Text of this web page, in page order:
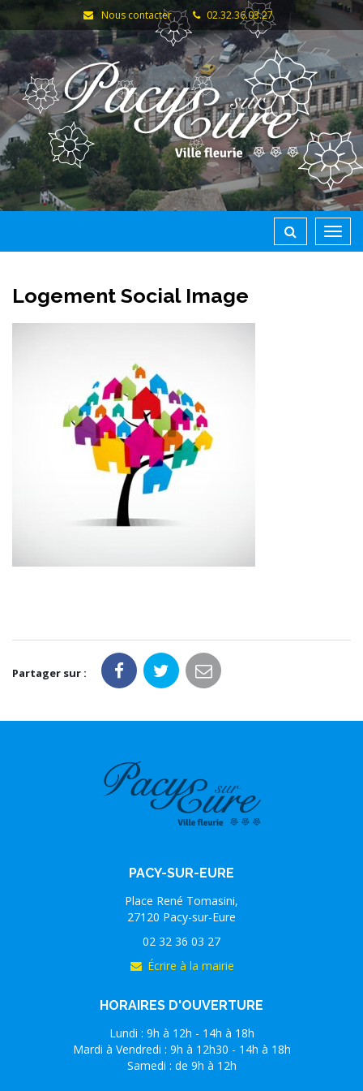
Gestion des traceurs
Nous contacter 02.32.36.03.27
Logement Social Image
Partager sur :
PACY-SUR-EURE
Place René Tomasini,
27120 Pacy-sur-Eure
02 32 36 03 27
Écrire à la mairie
HORAIRES D'OUVERTURE
Lundi : 9h à 12h - 14h à 18h
Mardi à Vendredi : 9h à 12h30 - 14h à 18h
Samedi : de 9h à 12h